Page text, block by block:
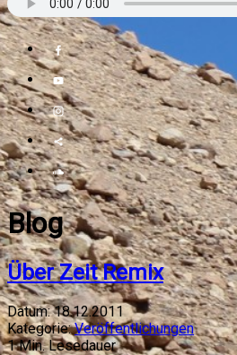
Blog
Über Zeit Remix
Datum: 18.12.2011
Kategorie: Veröffentlichungen
1Min. Lesedauer